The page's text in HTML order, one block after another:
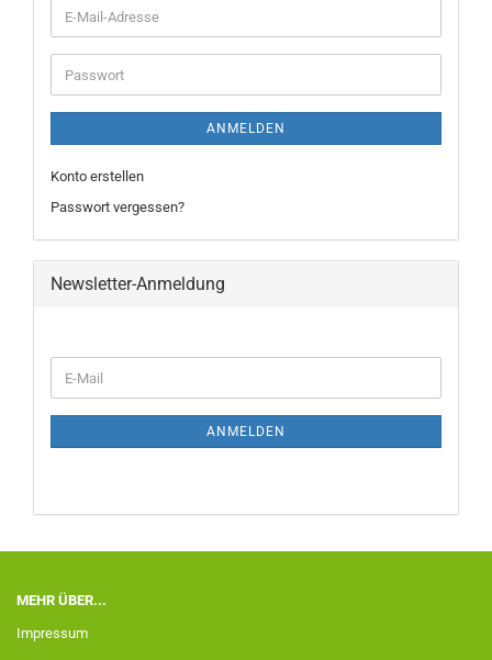
ANMELDEN
Konto erstellen
Passwort vergessen?
Newsletter-Anmeldung
ANMELDEN
MEHR ÜBER...
Impressum